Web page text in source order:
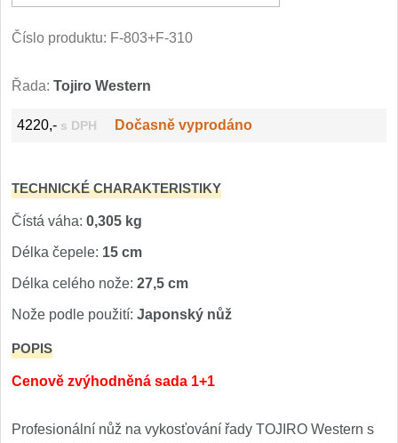
Plátkovací nože 27
Porcovací nože
Sekáčky a speciální nože
Japonské nože 57
Kuchyňské příslušenství
2
Zavírací nože
Taktické 3
Turistické 7
Číslo produktu: F-803+F-310
Řada: Tojiro Western
4220,- s DPH Dočasně vyprodáno
TECHNICKÉ CHARAKTERISTIKY
Čístá váha: 0,305 kg
Délka čepele: 15 cm
Délka celého nože: 27,5 cm
Nože podle použití: Japonský nůž
POPIS
Cenově zvýhodněná sada 1+1
Profesionální nůž na vykosťování řady TOJIRO Western s